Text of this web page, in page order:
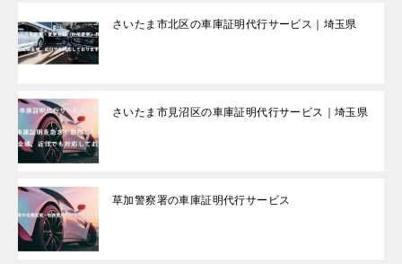
さいたま市北区の車庫証明代行サービス｜埼玉県
さいたま市見沼区の車庫証明代行サービス｜埼玉県
草加警察署の車庫証明代行サービス